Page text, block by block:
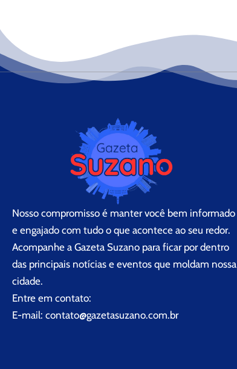
Nosso compromisso é manter você bem informado
e engajado com tudo o que acontece ao seu redor.
Acompanhe a Gazeta Suzano para ficar por dentro
das principais notícias e eventos que moldam nossa
cidade.
Entre em contato:
E-mail: contato@gazetasuzano.com.br